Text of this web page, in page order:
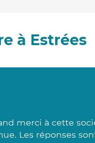
à Estrées
merci à cette
Les réponses